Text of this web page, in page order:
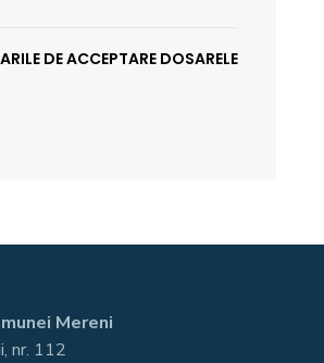
DE ACCEPTARE DOSARELE
Mereni
nr. 112